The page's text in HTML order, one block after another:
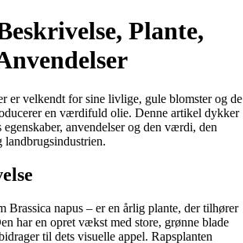
Plante,
er velkendt for sine livlige, gule blomster og de
en værdifuld olie. Denne artikel dykker
egenskaber, anvendelser og den værdi, den
Brassica napus – er en årlig plante, der tilhører
har en opret vækst med store, grønne blade
til dets visuelle appel. Rapsplanten